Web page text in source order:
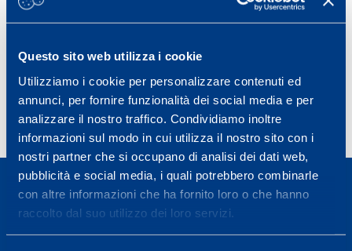
Questo sito web utilizza i cookie
Utilizziamo i cookie per personalizzare contenuti ed
annunci, per fornire funzionalità dei social media e per
analizzare il nostro traffico. Condividiamo inoltre
informazioni sul modo in cui utilizza il nostro sito con i
nostri partner che si occupano di analisi dei dati web,
pubblicità e social media, i quali potrebbero combinarle
con altre informazioni che ha fornito loro o che hanno
raccolto dal suo utilizzo dei loro servizi.
CICLISTA
«Previous page
Page
1 … Page
9 Page
10 Page
11